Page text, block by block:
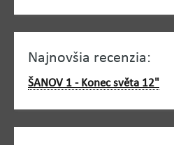
Najnovšia recenzia:
ŠANOV 1 - Konec světa 12"